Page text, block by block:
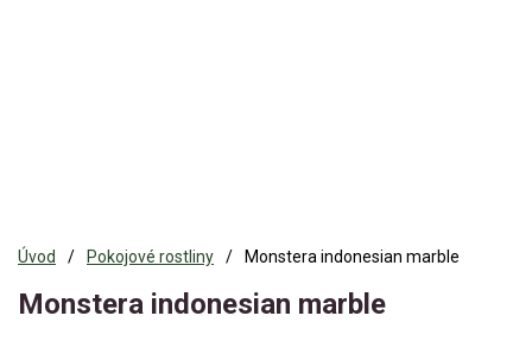
Úvod Pokojové rostliny Monstera indonesian marble
Monstera indonesian marble